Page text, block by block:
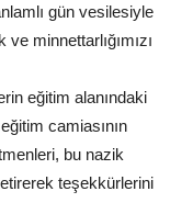
gün vesilesiyle
minnettarlığımızı
eğitim alanındaki
camiasının
bu nazik
teşekkürlerini